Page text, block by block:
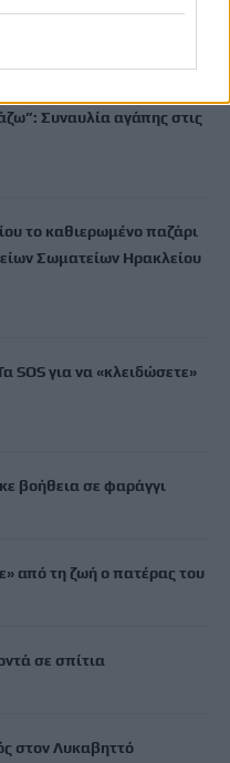
στο Ηράκλειο
Συναυλία αγάπης στις
το καθιερωμένο παζάρι
Σωματείων Ηρακλείου
SOS για να «κλειδώσετε»
βοήθεια σε φαράγγι
από τη ζωή ο πατέρας του
σε σπίτια
στον Λυκαβηττό